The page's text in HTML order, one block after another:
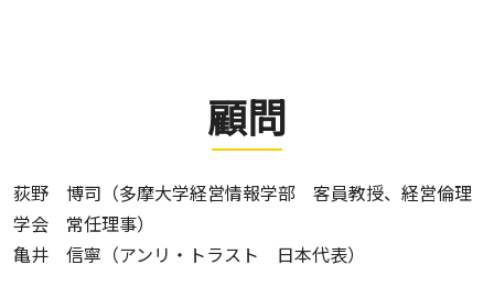
顧問
荻野 博司（多摩大学経営情報学部 客員教授、経営倫理
学会 常任理事）
亀井 信寧（アンリ・トラスト 日本代表）